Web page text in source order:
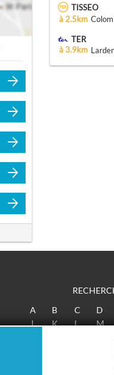
TISSEO
à 2.5km
TER
à 3.9km
A
B C D
J
K L M